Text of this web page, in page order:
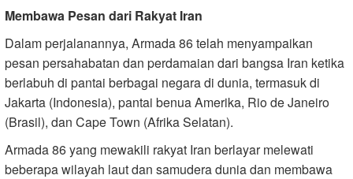
Membawa Pesan dari Rakyat Iran
Dalam perjalanannya, Armada 86 telah menyampaikan
pesan persahabatan dan perdamaian dari bangsa Iran ketika
berlabuh di pantai berbagai negara di dunia, termasuk di
Jakarta (Indonesia), pantai benua Amerika, Rio de Janeiro
(Brasil), dan Cape Town (Afrika Selatan).
Armada 86 yang mewakili rakyat Iran berlayar melewati
beberapa wilayah laut dan samudera dunia dan membawa